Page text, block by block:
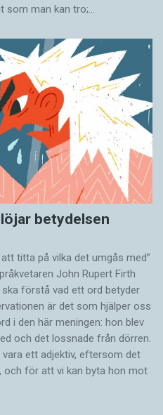
som man kan tro;…
betydelsen
titta på vilka det umgås med”
John Rupert Firth
förstå vad ett ord betyder
är det som hjälper oss
i den här meningen: hon blev
och det lossnade från dörren.
ett adjektiv, eftersom det
och för att vi kan byta hon mot